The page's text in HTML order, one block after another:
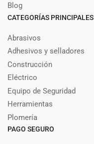
Blog
CATEGORÍAS PRINCIPALES
Abrasivos
Adhesivos y selladores
Construcción
Eléctrico
Equipo de Seguridad
Herramientas
Plomería
PAGO SEGURO